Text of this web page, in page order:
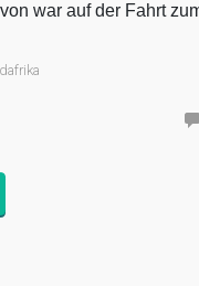
war auf der Fahrt